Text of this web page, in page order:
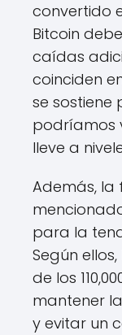
convertido
Bitcoin
caídas
coinciden
se sostiene
podríamos
lleve a
Además, la
para la
Según
de los
mantener
y evitar un